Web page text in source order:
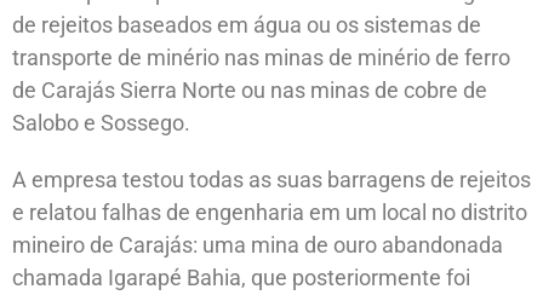
de rejeitos baseados em água ou os sistemas de
transporte de minério nas minas de minério de ferro
de Carajás Sierra Norte ou nas minas de cobre de
Salobo e Sossego.
A empresa testou todas as suas barragens de rejeitos
e relatou falhas de engenharia em um local no distrito
mineiro de Carajás: uma mina de ouro abandonada
chamada Igarapé Bahia, que posteriormente foi